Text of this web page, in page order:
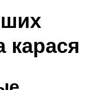
карася